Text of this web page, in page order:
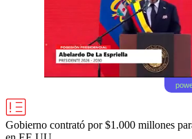
Gobierno contrató por $1.000 millones